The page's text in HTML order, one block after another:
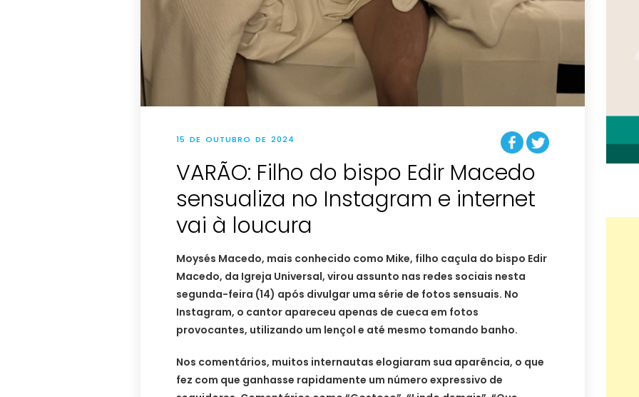
15 DE OUTUBRO DE 2024
VARÃO: Filho do bispo Edir Macedo
sensualiza no Instagram e internet
vai à loucura
Moysés Macedo, mais conhecido como Mike, filho caçula do bispo Edir
Macedo, da Igreja Universal, virou assunto nas redes sociais nesta
segunda-feira (14) após divulgar uma série de fotos sensuais. No
Instagram, o cantor apareceu apenas de cueca em fotos
provocantes, utilizando um lençol e até mesmo tomando banho.
Nos comentários, muitos internautas elogiaram sua aparência, o que
fez com que ganhasse rapidamente um número expressivo de